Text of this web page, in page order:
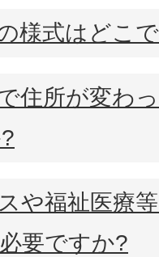
様式はどこ
住所が変わ
や福祉医療
要ですか?